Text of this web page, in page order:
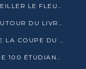
BRAZZAVILLE PROMET DE « SURVEILLER LE FLEUVE » APRÈS LA QUALIFICATION DE LA RDC AU MONDIAL
MÉDIAS ET ÉGALITÉ : UN DÉBAT AUTOUR DU LIVRE « CES FEMMES QUI REPRENNENT LE POUVOIR SUR LEUR VIE »
60 ANS APRÈS, LA RDC RETROUVE LA COUPE DU MONDE
CONGO TERMINAL FORME PLUS DE 100 ÉTUDIANTS AUX TECHNIQUES D’EMBAUCHE